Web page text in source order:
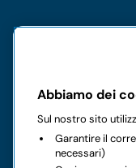
Noleggi
Business
Abbiamo dei
Sul nostro sito
Garantire il
necessari)